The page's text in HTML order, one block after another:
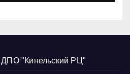
"Кинельский РЦ"